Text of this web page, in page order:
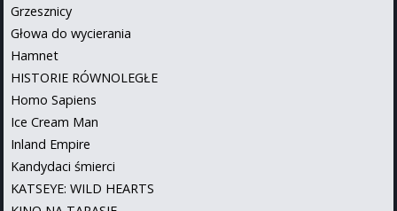
Grzesznicy
Głowa do wycierania
Hamnet
HISTORIE RÓWNOLEGŁE
Homo Sapiens
Ice Cream Man
Inland Empire
Kandydaci śmierci
KATSEYE: WILD HEARTS